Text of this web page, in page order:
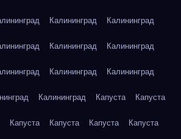
Калининград Калининград
Калининград Калининград
Калининград Калининград
Калининград Капуста Капуста
Капуста Капуста Капуста Капуста